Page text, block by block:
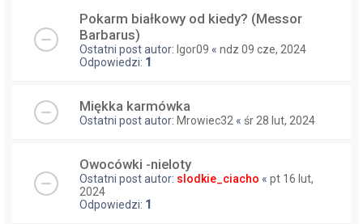
Pokarm białkowy od kiedy? (Messor
Barbarus)
Ostatni post autor: Igor09 « ndz 09 cze, 2024
Odpowiedzi: 1
Miękka karmówka
Ostatni post autor: Mrowiec32 « śr 28 lut, 2024
Owocówki -nieloty
Ostatni post autor: slodkie_ciacho « pt 16 lut,
2024
Odpowiedzi: 1